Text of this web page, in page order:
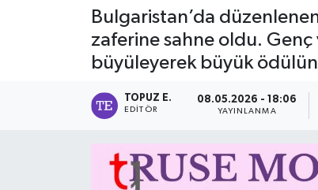
Bulgaristan’da
zaferine sahne oldu. Genç
büyüleyerek büyük
TOPUZ E.
EDITÖR
08.05.2026 - 18:06
YAYINLANMA
TEKNOLOJİ
TÜRKİYE
Haber Arşivi